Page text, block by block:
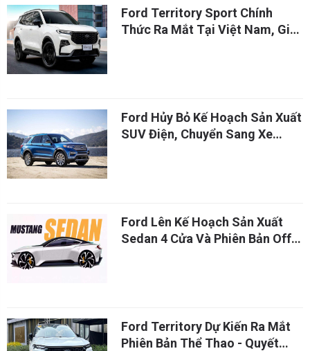
Ford Territory Sport Chính
Thức Ra Mắt Tại Việt Nam, Giá
Ford Hủy Bỏ Kế Hoạch Sản Xuất
SUV Điện, Chuyển Sang Xe
Ford Lên Kế Hoạch Sản Xuất
Sedan 4 Cửa Và Phiên Bản Off-
Ford Territory Dự Kiến Ra Mắt
Phiên Bản Thể Thao - Quyết